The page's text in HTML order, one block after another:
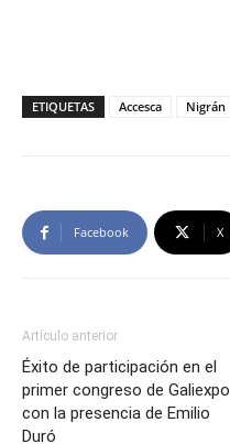
ETIQUETAS Accesca Nigrán
Facebook X
Artículo anterior
Éxito de participación en el
primer congreso de Galiexpo
con la presencia de Emilio
Duró